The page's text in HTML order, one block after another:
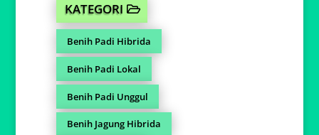
KATEGORI
Benih Padi Hibrida
Benih Padi Lokal
Benih Padi Unggul
Benih Jagung Hibrida